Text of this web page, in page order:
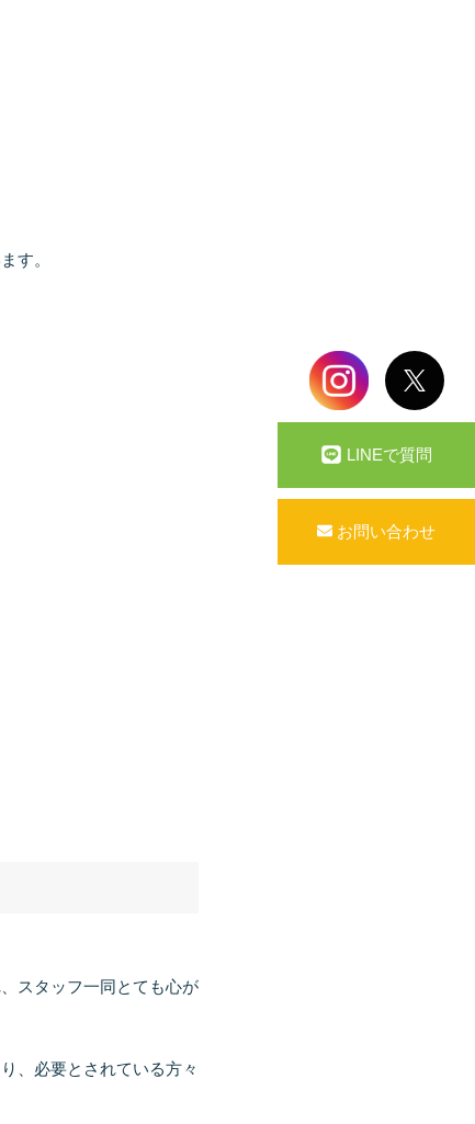
す。
スタッフ一同とても心が
、必要とされている方々
LINEで質問
お問い合わせ